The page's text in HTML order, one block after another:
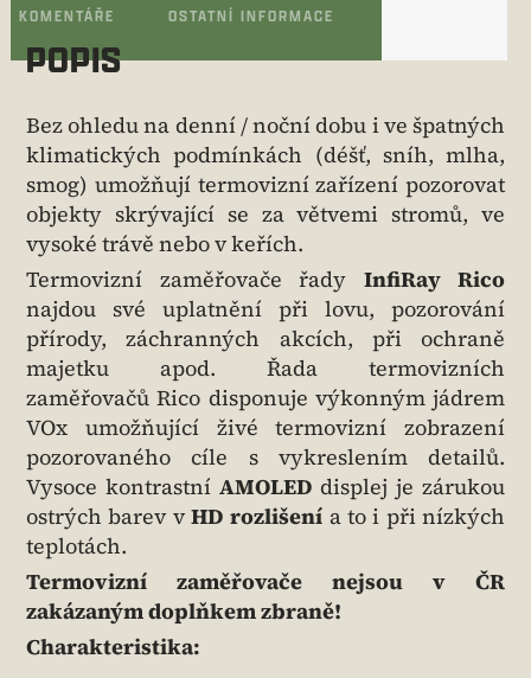
KOMENTÁŘE OSTATNÍ INFORMACE
POPIS
Bez ohledu na denní / noční dobu i ve špatných
klimatických podmínkách (déšť, sníh, mlha,
smog) umožňují termovizní zařízení pozorovat
objekty skrývající se za větvemi stromů, ve
vysoké trávě nebo v keřích.
Termovizní zaměřovače řady InfiRay Rico
najdou své uplatnění při lovu, pozorování
přírody, záchranných akcích, při ochraně
majetku apod. Řada termovizních
zaměřovačů Rico disponuje výkonným jádrem
VOx umožňující živé termovizní zobrazení
pozorovaného cíle s vykreslením detailů.
Vysoce kontrastní AMOLEDdisplej je zárukou
ostrých barev v HD rozlišení a to i při nízkých
teplotách.
Termovizní zaměřovače nejsou v ČR
zakázaným doplňkem zbraně!
Charakteristika: